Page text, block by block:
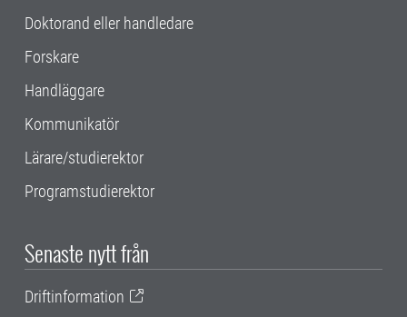
Doktorand eller handledare
Forskare
Handläggare
Kommunikatör
Lärare/studierektor
Programstudierektor
Senaste nytt från
Driftinformation